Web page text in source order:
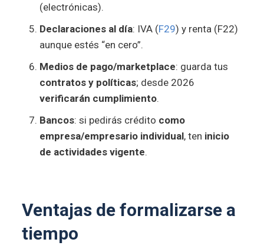
(electrónicas).
Declaraciones al día: IVA (F29) y renta (F22)
aunque estés “en cero”.
Medios de pago/marketplace: guarda tus
contratos y políticas; desde 2026
verificarán cumplimiento.
Bancos: si pedirás crédito como
empresa/empresario individual, ten inicio
de actividades vigente.
Ventajas de formalizarse a
tiempo